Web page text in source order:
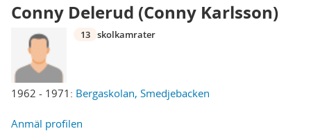
Conny Delerud (Conny Karlsson)
1962 - 1971: Bergaskolan, Smedjebacken
13 skolkamrater
Anmäl profilen